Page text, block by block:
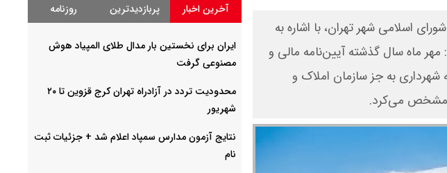
اسلامی شهر تهران، با اشاره به
ماه سال گذشته آیین‌نامه مالی و
به جز سازمان املاک و
مشخص می‌کرد.
آخرین اخبار پربازدیدترین روزنامه
ایران برای نخستین بار مدال طلای المپیاد هوش
مصنوعی گرفت
محدودیت تردد در آزادراه تهران کرج قزوین تا ۲۰
شهریور
نتایج آزمون مدارس سمپاد اعلام شد + جزئیات ثبت
نام